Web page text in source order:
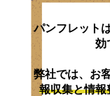
パンフレット
効
弊社では、お
報収集と情報